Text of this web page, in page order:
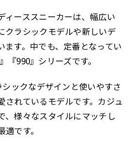
ィーススニーカーは、幅広い
クラシックモデルや新しいデ
ます。中でも、定番となってい
『990』シリーズです。
シックなデザインと使いやすさ
されているモデルです。カジュ
、様々なスタイルにマッチし
です。